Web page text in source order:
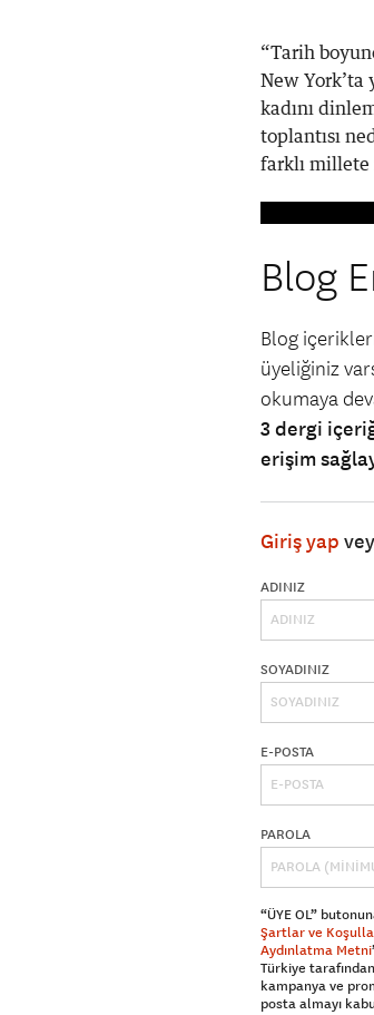
“Tarih
New York’ta
kadını
toplantısı
farklı millete
Blog
Blog
üyeliğiniz
okumaya
3 dergi
erişim
Giriş yap
ADINIZ
SOYADINIZ
E-POSTA
PAROLA
“ÜYE OL”
Şartlar ve
Aydınlatma Metni
Türkiye
kampanya ve
posta almayı